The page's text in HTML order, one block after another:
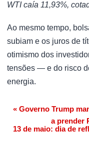
WTI caía 11,93%,
Ao mesmo tempo,
subiam e os juros de
otimismo dos
tensões — e do risco
energia.
Navegação
« Governo Trump
a prender
13 de maio: dia de